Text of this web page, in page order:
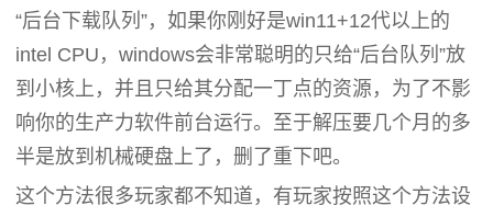
“后台下载队列”，如果你刚好是win11+12代以上的
intel CPU，windows会非常聪明的只给“后台队列”放
到小核上，并且只给其分配一丁点的资源，为了不影
响你的生产力软件前台运行。至于解压要几个月的多
半是放到机械硬盘上了，删了重下吧。
这个方法很多玩家都不知道，有玩家按照这个方法设